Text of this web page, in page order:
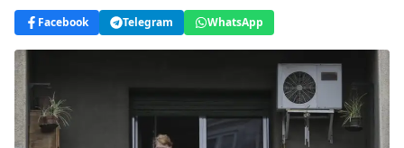
Facebook Telegram WhatsApp